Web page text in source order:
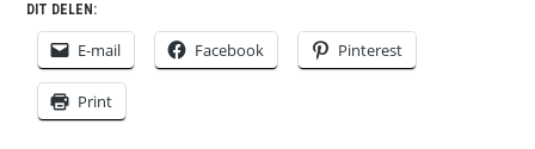
DIT DELEN:
E-mail Facebook Pinterest
Print